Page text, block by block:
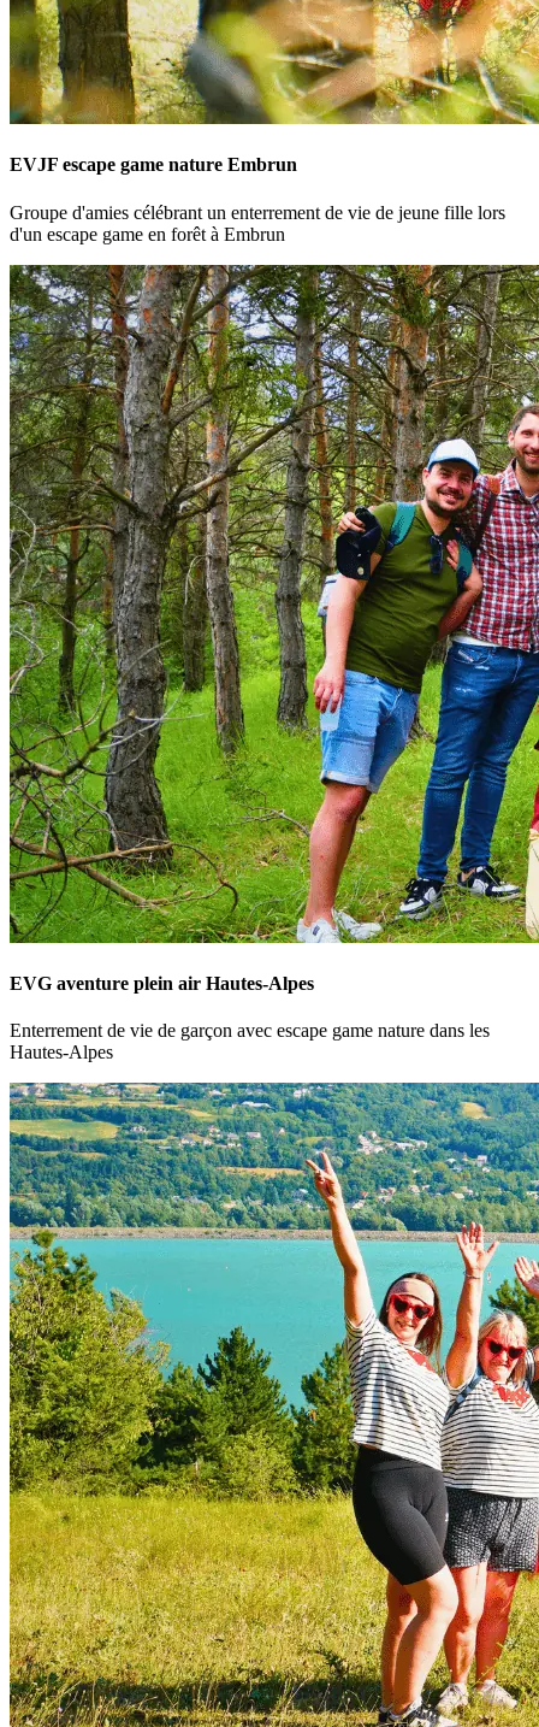
EVJF escape game nature Embrun
Groupe d'amies célébrant un enterrement de vie de jeune fille lors
d'un escape game en forêt à Embrun
EVG aventure plein air Hautes-Alpes
Enterrement de vie de garçon avec escape game nature dans les
Hautes-Alpes